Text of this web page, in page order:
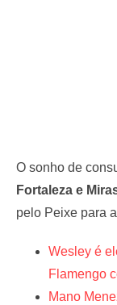
O sonho de
Fortaleza e
pelo Peixe para
Wesley é
Flamengo
Mano